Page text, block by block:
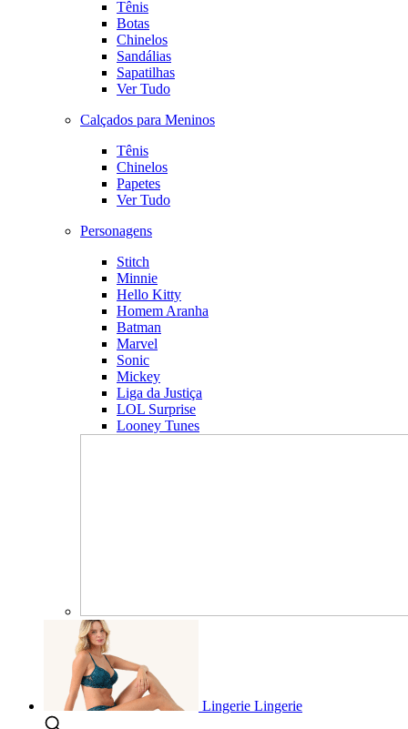
Tênis
Botas
Chinelos
Sandálias
Sapatilhas
Ver Tudo
Calçados para Meninos
Tênis
Chinelos
Papetes
Ver Tudo
Personagens
Stitch
Minnie
Hello Kitty
Homem Aranha
Batman
Marvel
Sonic
Mickey
Liga da Justiça
LOL Surprise
Looney Tunes
Lingerie Lingerie